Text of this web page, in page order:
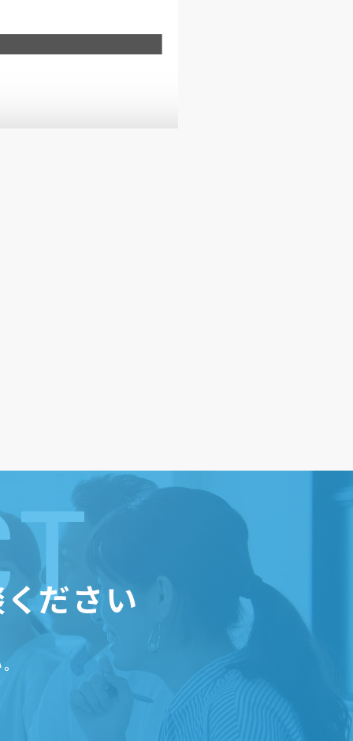
ださい